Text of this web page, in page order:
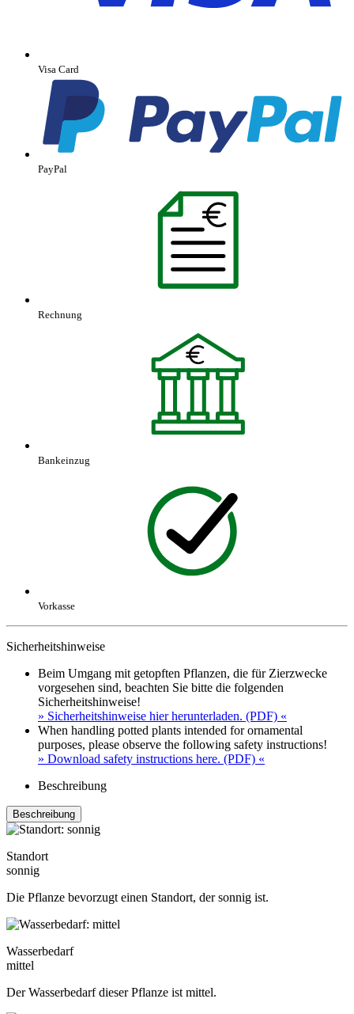
Visa Card
PayPal
Rechnung
Bankeinzug
Vorkasse
Sicherheitshinweise
Beim Umgang mit getopften Pflanzen, die für Zierzwecke
vorgesehen sind, beachten Sie bitte die folgenden
Sicherheitshinweise!
» Sicherheitshinweise hier herunterladen. (PDF) «
When handling potted plants intended for ornamental
purposes, please observe the following safety instructions!
» Download safety instructions here. (PDF) «
Beschreibung
Beschreibung
Standort
sonnig
Die Pflanze bevorzugt einen Standort, der sonnig ist.
Wasserbedarf
mittel
Der Wasserbedarf dieser Pflanze ist mittel.